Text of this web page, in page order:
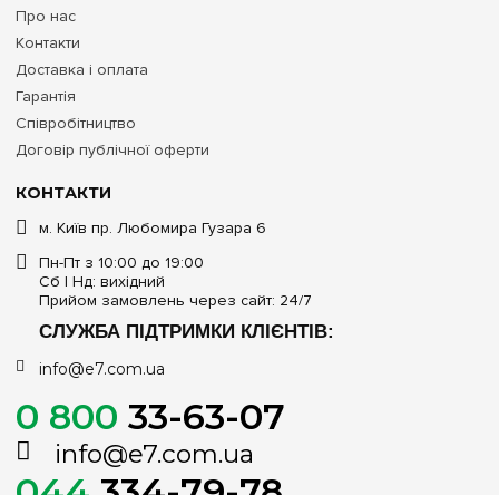
КОНТАКТИ
м. Київ пр. Любомира Гузара 6
Пн-Пт з 10:00 до 19:00
Сб | Нд: вихідний
Прийом замовлень через сайт: 24/7
СЛУЖБА ПІДТРИМКИ КЛІЄНТІВ:
info@e7.com.ua
0 800 33-63-07
info@e7.com.ua
Про нас
Контакти
Доставка і оплата
Гарантія
Співробітництво
Договір публічної оферти